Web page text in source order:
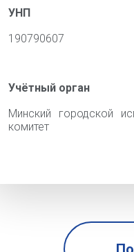
УНП
190790607
Учётный орган
Минский городской
комитет